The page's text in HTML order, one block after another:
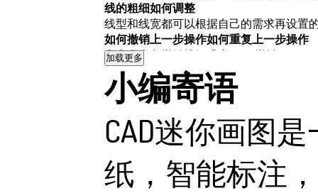
线的粗细如何调整
线型和线宽都可以根据自己的需求再设置
如何撤销上一步操作如何重复上一步操作
点击左上角撤销按钮或者ctrl+z撤销
加载更多
小编寄语
CAD迷你画图
纸，智能标注